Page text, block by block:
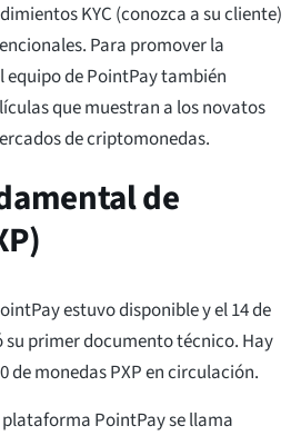
KYC (conozca a su cliente)
Para promover la
de PointPay también
que muestran a los novatos
de criptomonedas.
de
estuvo disponible y el 14 de
su primer documento técnico. Hay
de monedas PXP en circulación.
plataforma PointPay se llama